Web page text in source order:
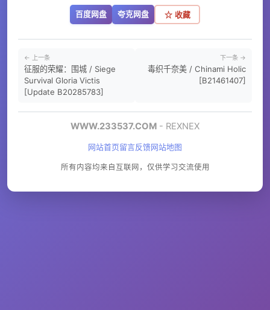
百度网盘 夸克网盘 ☆ 收藏
← 上一条
征服的荣耀：围城 / Siege
Survival Gloria Victis
[Update B20285783]
下一条 →
毒织千奈美 / Chinami Holic
[B21461407]
WWW.233537.COM - REXNEX
网站首页留言反馈网站地图
所有内容均来自互联网，仅供学习交流使用